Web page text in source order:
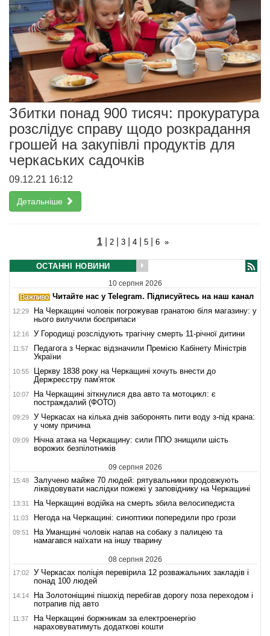
Збитки понад 900 тисяч: прокуратура
розслідує справу щодо розкрадання
грошей на закупівлі продуктів для
черкаських садочків
09.12.21 16:12
Детальніше
1| 2| 3| 4| 5| 6 »
ОСТАННІ НОВИНИ
10 серпня 2026
Читайте нас у Telegram. Підписуйтесь на наш канал
12:29
На Черкащині чоловік погрожував гранатою біля магазину: у
нього вилучили боєприпаси
12:16 У Городищі розслідують трагічну смерть 11-річної дитини
11:57
Педагога з Черкас відзначили Премією Кабінету Міністрів
України
10:55
Церкву 1838 року на Черкащині хочуть внести до
Держреєстру пам'яток
10:07
На Черкащині зіткнулися два авто та мотоцикл: є
постраждалий (ФОТО)
09:29
У Черкасах на кілька днів заборонять пити воду з-під крана:
у чому причина
09:09
Нічна атака на Черкащину: сили ППО знищили шість
ворожих безпілотників
09 серпня 2026
15:48
Залучено майже 70 людей: рятувальники продовжують
ліквідовувати наслідки пожежі у заповіднику на Черкащині
13:31 На Черкащині водійка на смерть збила велосипедиста
11:03 Негода на Черкащині: синоптики попередили про грози
09:51
На Уманщині чоловік напав на собаку з палицею та
намагався наїхати на іншу тварину
08 серпня 2026
17:02
У Черкасах поліція перевірила 12 розважальних закладів і
понад 100 людей
14:14
На Золотоніщині пішохід перебігав дорогу поза переходом і
потрапив під авто
11:37
На Черкащині боржникам за електроенергію
нараховуватимуть додаткові кошти